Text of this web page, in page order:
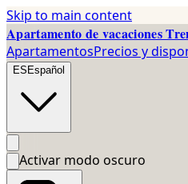
Skip to main content
Apartamento de vacaciones
ApartamentosPrecios y
ES Español
Activar modo oscuro